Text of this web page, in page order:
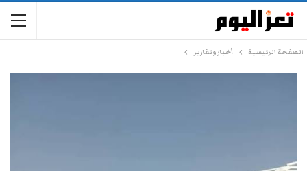
الصفحة الرئيسية أخبار وتقارير